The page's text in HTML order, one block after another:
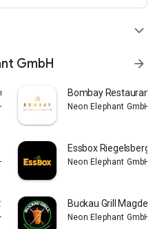
expand_more
GmbH arrow_forward
Bombay Restaurant
Neon Elephant GmbH
Essbox Riegelsberg
Neon Elephant GmbH
Buckau Grill
Neon Elephant GmbH